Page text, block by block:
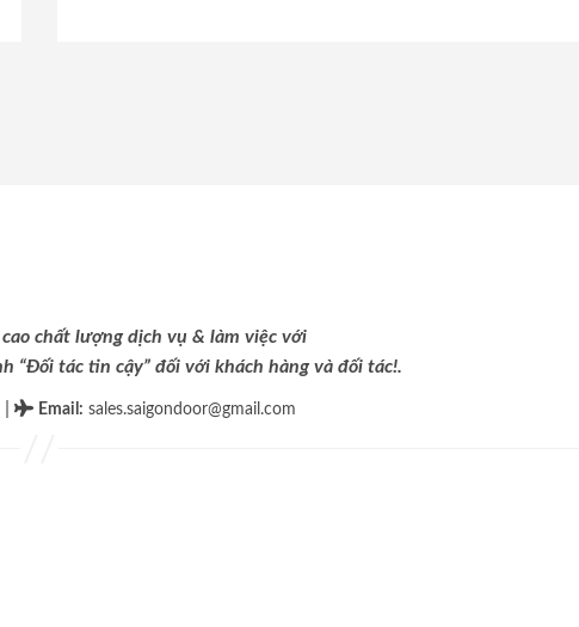
chất lượng dịch vụ & làm việc với
“Đối tác tin cậy” đối với khách hàng và đối tác!.
Email : sales.saigondoor@gmail.com